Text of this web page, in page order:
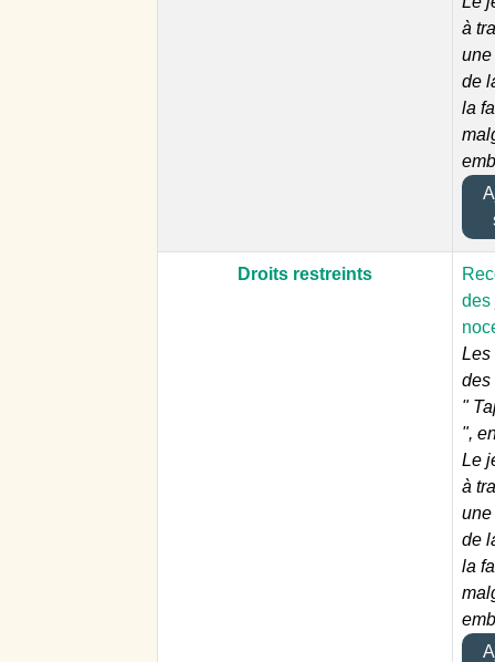
à
une
de
la
Droits restreints
des
Les
des
"
",
Le
à
une
de
la